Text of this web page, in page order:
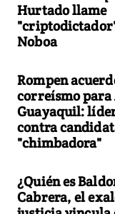
Hurtado llame
Noboa
Rompen
correísmo
Guayaquil:
contra
"chimbadora"
¿Quién es
Cabrera, el